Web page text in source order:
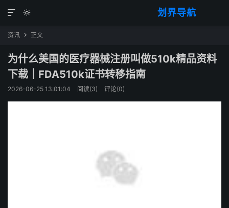
划界导航


资讯  正文
为什么美国的医疗器械注册叫做510k精品资料
下载｜FDA510k证书转移指南
2026-06-25 13:01:04 阅读(3) 评论(0)